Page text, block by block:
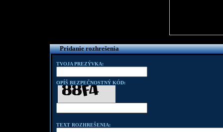
Pridanie rozhrešenia
TVOJA PREZÝVKA:
OPÍŠ BEZPEČNOSTNÝ KÓD:
TEXT ROZHREŠENIA: